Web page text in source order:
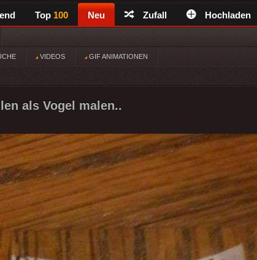
Top 100 Neu Zufall Hochladen
VIDEOS GIF ANIMATIONEN
als Vogel malen..